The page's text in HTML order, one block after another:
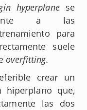
hyperplanese
a las
para
suele
overfitting.
crear un
hiperplano que,
las dos